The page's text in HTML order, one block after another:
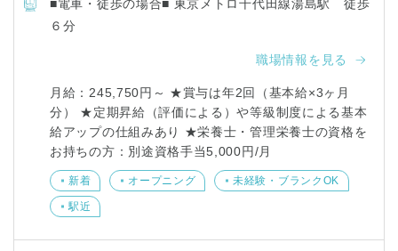
■電車・徒歩の場合■ 東京メトロ千代田線湯島駅 徒歩
６分
職場情報を見る
月給：245,750円～ ★賞与は年2回（基本給×3ヶ月
分） ★定期昇給（評価による）や等級制度による基本
給アップの仕組みあり ★栄養士・管理栄養士の資格を
お持ちの方：別途資格手当5,000円/月
新着 オープニング 未経験・ブランクOK
駅近